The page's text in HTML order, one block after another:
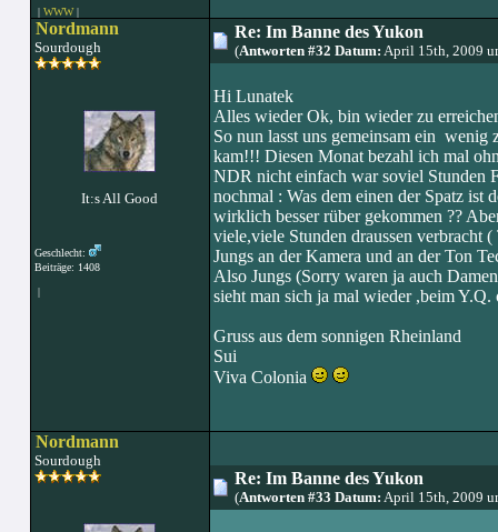
| WWW|
Nordmann
Sourdough
It:s All Good
Geschlecht:
Beiträge: 1408
|
Re: Im Banne des Yukon
(Antworten #32 Datum: April 15th, 2009
Hi Lunatek
Alles wieder Ok, bin wieder zu
So nun lasst uns gemeinsam ein
kam!!! Diesen Monat bezahl ich mal
NDR nicht einfach war soviel Stunden
nochmal : Was dem einen der Spatz ist
wirklich besser rüber gekommen ??
viele,viele Stunden draussen verbracht
Jungs an der Kamera und an der Ton
Also Jungs (Sorry waren ja auch
sieht man sich ja mal wieder ,beim Y.Q.
Gruss aus dem sonnigen Rheinland
Sui
Viva Colonia
Nordmann
Sourdough
Re: Im Banne des Yukon
(Antworten #33 Datum: April 15th, 2009